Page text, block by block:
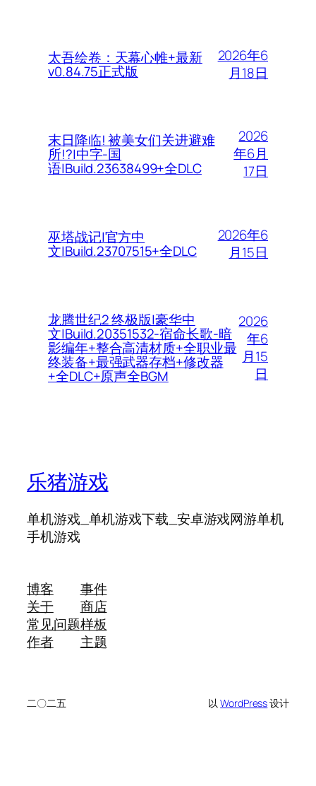
太吾绘卷：天幕心帷+最新
v0.84.75正式版
2026年6
月18日
末日降临! 被美女们关进避难
所!?|中字-国
语|Build.23638499+全DLC
2026
年6月
17日
巫塔战记|官方中
文|Build.23707515+全DLC
2026年6
月15日
龙腾世纪2 终极版|豪华中
文|Build.20351532-宿命长歌-暗
影编年+整合高清材质+全职业最
终装备+最强武器存档+修改器
+全DLC+原声全BGM
2026
年6
月15
日
乐猪游戏
单机游戏_单机游戏下载_安卓游戏网游单机
手机游戏
博客
关于
常见问题
作者
事件
商店
样板
主题
二〇二五 以WordPress设计